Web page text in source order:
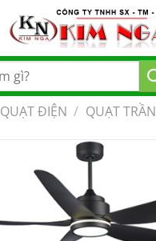
QUẠT ĐIỆN / QUẠT TRẦN